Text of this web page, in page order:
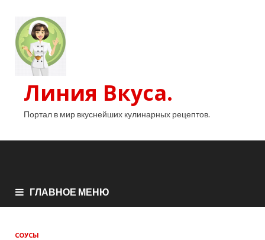
Линия Вкуса.
Портал в мир вкуснейших кулинарных рецептов.
ГЛАВНОЕ МЕНЮ
СОУСЫ